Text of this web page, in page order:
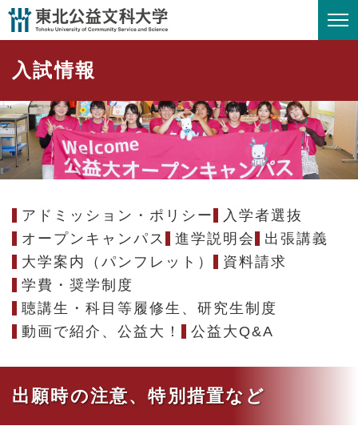
ペ
頭
で
す
。
メニューを飛ばして本文へ
入試情報
アドミッション・ポリシー
入学者選抜
オープンキャンパス
進学説明会
出張講義
大学案内（パンフレット）
資料請求
学費・奨学制度
聴講生・科目等履修生、研究生制度
動画で紹介、公益大！
公益大Q&A
出願時の注意、特別措置など